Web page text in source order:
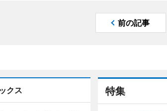
前の記事
特集
クス